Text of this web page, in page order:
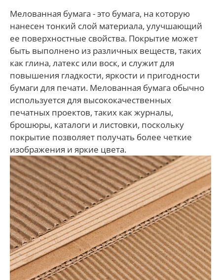
Мелованная бумага - это бумага, на которую
нанесен тонкий слой материала, улучшающий
ее поверхностные свойства. Покрытие может
быть выполнено из различных веществ, таких
как глина, латекс или воск, и служит для
повышения гладкости, яркости и пригодности
бумаги для печати. Мелованная бумага обычно
используется для высококачественных
печатных проектов, таких как журналы,
брошюры, каталоги и листовки, поскольку
покрытие позволяет получать более четкие
изображения и яркие цвета.